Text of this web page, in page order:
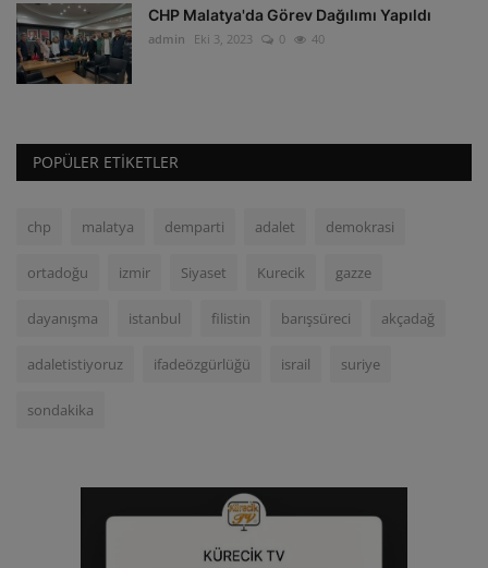
CHP Malatya'da Görev Dağılımı Yapıldı
admin Eki 3, 2023 0 40
POPÜLER ETIKETLER
chp malatya demparti adalet demokrasi
ortadoğu izmir Siyaset Kurecik gazze
dayanışma istanbul filistin barışsüreci akçadağ
adaletistiyoruz ifadeözgürlüğü israil suriye
sondakika